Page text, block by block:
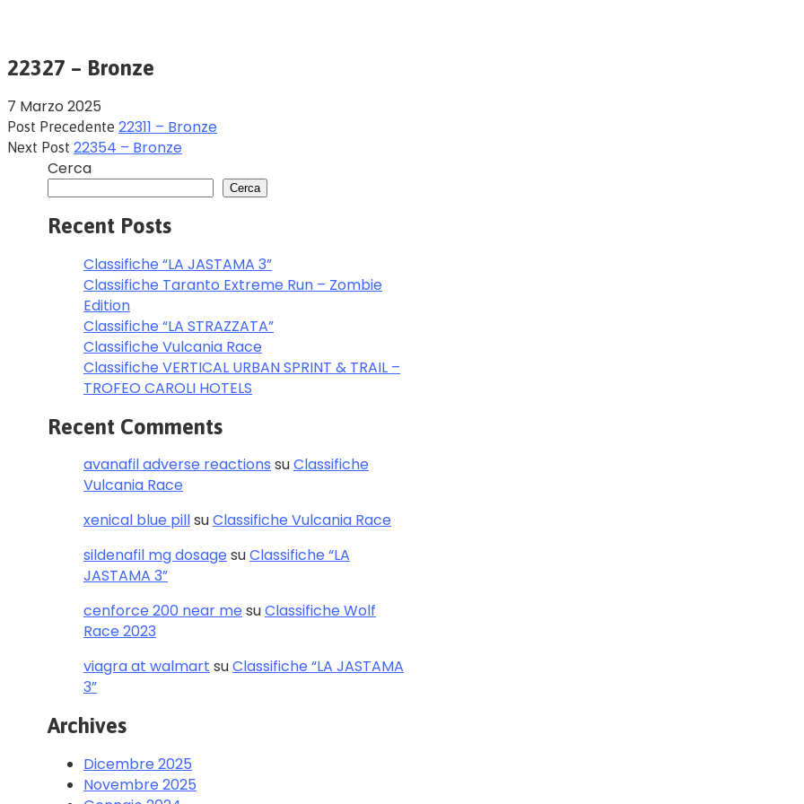
22327 – Bronze
7 Marzo 2025
Post Precedente 22311 – Bronze
Next Post 22354 – Bronze
Cerca
Cerca
Recent Posts
Classifiche “LA JASTAMA 3”
Classifiche Taranto Extreme Run – Zombie
Edition
Classifiche “LA STRAZZATA”
Classifiche Vulcania Race
Classifiche VERTICAL URBAN SPRINT & TRAIL –
TROFEO CAROLI HOTELS
Recent Comments
avanafil adverse reactions suClassifiche
Vulcania Race
xenical blue pillsuClassifiche Vulcania Race
sildenafil mg dosagesuClassifiche “LA
JASTAMA 3”
cenforce 200 near mesuClassifiche Wolf
Race 2023
viagra at walmart suClassifiche “LA JASTAMA
3”
Archives
Dicembre 2025
Novembre 2025